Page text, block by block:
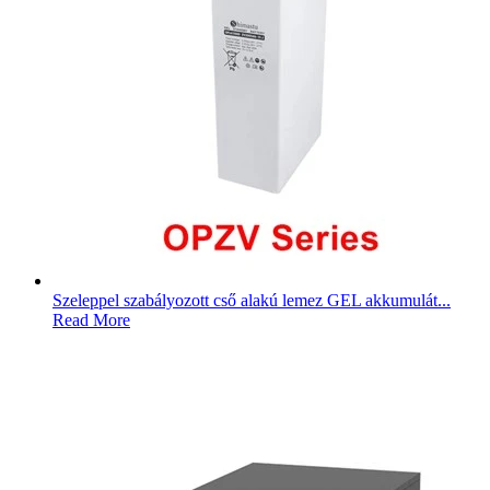
Szeleppel szabályozott cső alakú lemez GEL akkumulát...
Read More